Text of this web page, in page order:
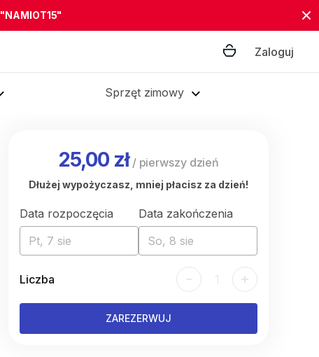
"NAMIOT15"
Zaloguj
Sprzęt zimowy
25,00 zł/ pierwszy dzień
Dłużej wypożyczasz, mniej płacisz za dzień!
Data rozpoczęcia
Pt, 7 sie
Data zakończenia
So, 8 sie
Liczba - 1 +
ZAREZERWUJ